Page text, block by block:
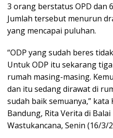
3 orang berstatus OPD dan
Jumlah tersebut menurun
yang mencapai puluhan.
“ODP yang sudah beres
Untuk ODP itu sekarang
rumah masing-masing.
dan itu sedang dirawat di
sudah baik semuanya,” kata
Bandung, Rita Verita di
Wastukancana, Senin (16/3/